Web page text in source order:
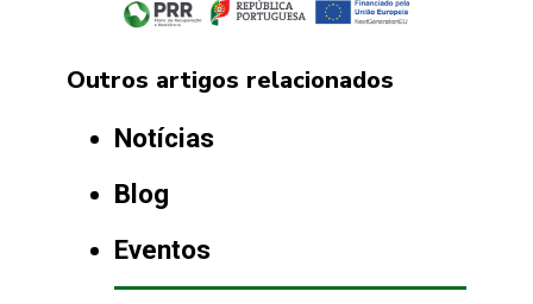
Outros artigos relacionados
Notícias
Blog
Eventos